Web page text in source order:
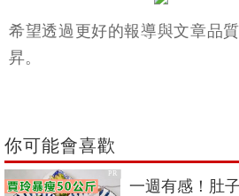
希望透過更好的報導與文章品
昇。
你可能會喜歡
PR
一週有感！肚